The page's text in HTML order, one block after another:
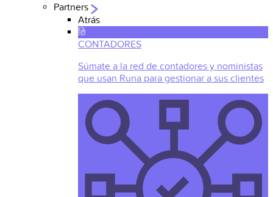
Partners
Atrás
CONTADORES
Súmate a la red de contadores y noministas
que usan Runa para gestionar a sus clientes